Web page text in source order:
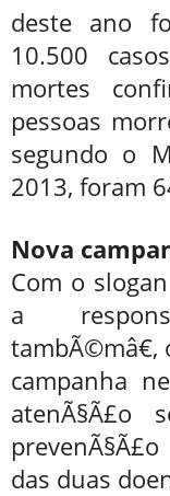
deste ano
10.500
mortes
pessoas
segundo o
2013, foram
Nova
Com o
a
campanha
atenÃ§Ã£o
das duas